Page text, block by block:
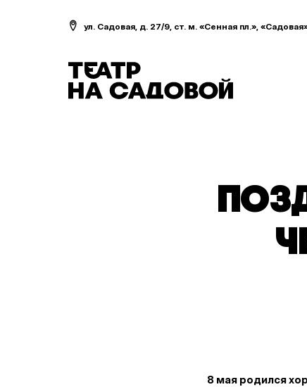
ул. Садовая, д. 27/9, ст. м. «Сенная пл.»,
8 мая родился